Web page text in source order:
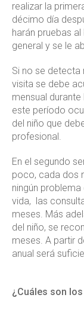
realizar la
décimo día
harán pruebas
general y se le
Si no se detecta
visita se debe
mensual
este período
del niño que
profesional.
En el segundo
poco, cada dos
ningún
vida, las
meses. Más
del niño, se
meses. A partir
anual será
¿Cuáles son